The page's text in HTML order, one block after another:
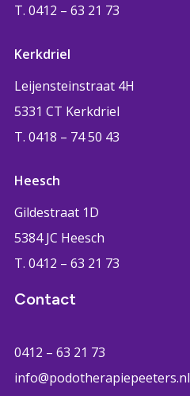
T. 0412 – 63 21 73
Kerkdriel
Leijensteinstraat 4H
5331 CT Kerkdriel
T. 0418 – 74 50 43
Heesch
Gildestraat 1D
5384 JC Heesch
T. 0412 – 63 21 73
Contact
0412 – 63 21 73
info@podotherapiepeeters.nl